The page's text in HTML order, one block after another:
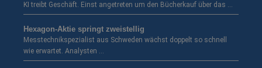
KI treibt Geschäft. Einst angetreten um den Bücherkauf über das …
Hexagon-Aktie springt zweistellig
Messtechnikspezialist aus Schweden wächst doppelt so schnell
wie erwartet. Analysten …